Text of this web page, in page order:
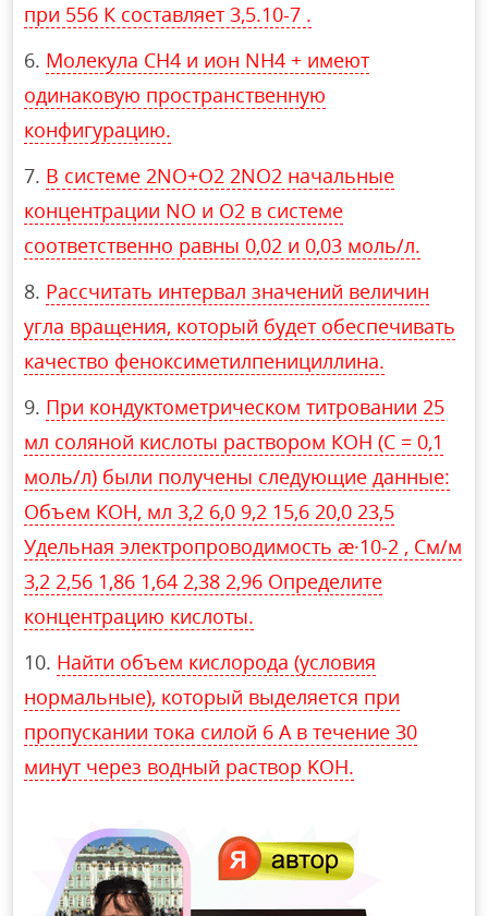
при 556 К составляет 3,5.10-7 .
Молекула CH4 и ион NH4 + имеют
одинаковую пространственную
конфигурацию.
В системе 2NO+O2 2NO2 начальные
концентрации NO и O2 в системе
соответственно равны 0,02 и 0,03 моль/л.
Рассчитать интервал значений величин
угла вращения, который будет обеспечивать
качество феноксиметилпенициллина.
При кондуктометрическом титровании 25
мл соляной кислоты раствором КОН (С = 0,1
моль/л) были получены следующие данные:
Объем КОН, мл 3,2 6,0 9,2 15,6 20,0 23,5
Удельная электропроводимость æ·10-2 , См/м
3,2 2,56 1,86 1,64 2,38 2,96 Определите
концентрацию кислоты.
Найти объем кислорода (условия
нормальные), который выделяется при
пропускании тока силой 6 А в течение 30
минут через водный раствор KOH.